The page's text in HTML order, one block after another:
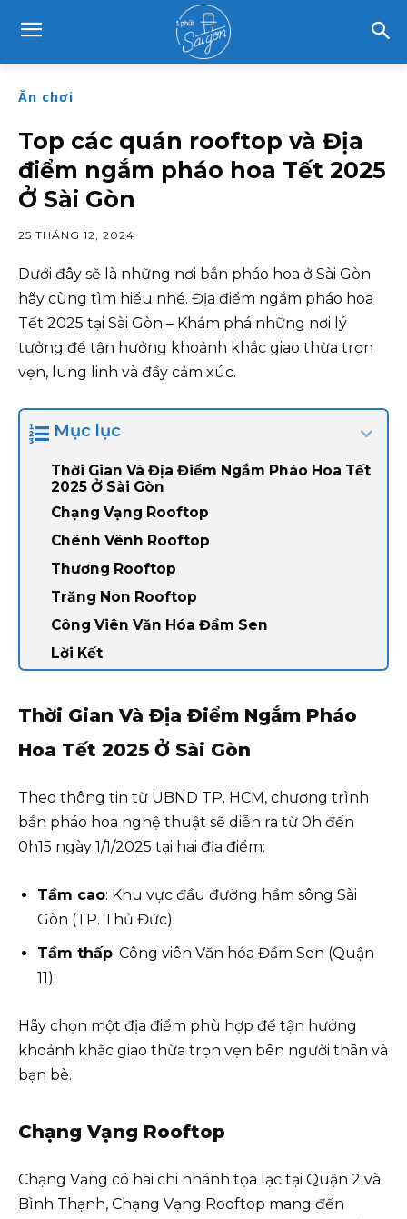
Ăn chơi
Top các quán rooftop và Địa
điểm ngắm pháo hoa Tết 2025
Ở Sài Gòn
25 THÁNG 12, 2024
Dưới đây sẽ là những nơi bắn pháo hoa ở Sài Gòn
hãy cùng tìm hiểu nhé. Địa điểm ngắm pháo hoa
Tết 2025 tại Sài Gòn – Khám phá những nơi lý
tưởng để tận hưởng khoảnh khắc giao thừa trọn
vẹn, lung linh và đầy cảm xúc.
Mục lục
Thời Gian Và Địa Điểm Ngắm Pháo Hoa Tết
2025 Ở Sài Gòn
Chạng Vạng Rooftop
Chênh Vênh Rooftop
Thương Rooftop
Trăng Non Rooftop
Công Viên Văn Hóa Đầm Sen
Lời Kết
Thời Gian Và Địa Điểm Ngắm Pháo
Hoa Tết 2025 Ở Sài Gòn
Theo thông tin từ UBND TP. HCM, chương trình
bắn pháo hoa nghệ thuật sẽ diễn ra từ 0h đến
0h15 ngày 1/1/2025 tại hai địa điểm:
Tầm cao: Khu vực đầu đường hầm sông Sài
Gòn (TP. Thủ Đức).
Tầm thấp: Công viên Văn hóa Đầm Sen (Quận
11).
Hãy chọn một địa điểm phù hợp để tận hưởng
khoảnh khắc giao thừa trọn vẹn bên người thân và
bạn bè.
Chạng Vạng Rooftop
Chạng Vạng có hai chi nhánh tọa lạc tại Quận 2 và
Bình Thạnh, Chạng Vạng Rooftop mang đến